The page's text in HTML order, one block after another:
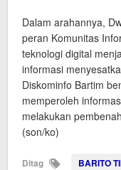
Dalam arahannya,
peran Komunitas
teknologi digital
informasi
Diskominfo Bartim
memperoleh
melakukan
(son/ko)
Ditag BARITO